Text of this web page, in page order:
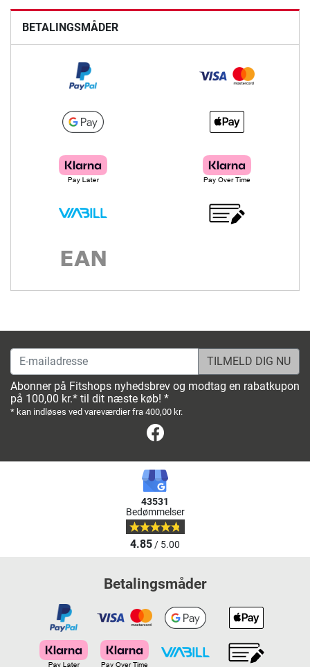
BETALINGSMÅDER
E-mailadresse
Abonner på Fitshops nyhedsbrev og modtag en rabatkupon
på 100,00 kr.* til dit næste køb! *
* kan indløses ved vareværdier fra 400,00 kr.
43531
Bedømmelser
4.85/ 5.00
Betalingsmåder